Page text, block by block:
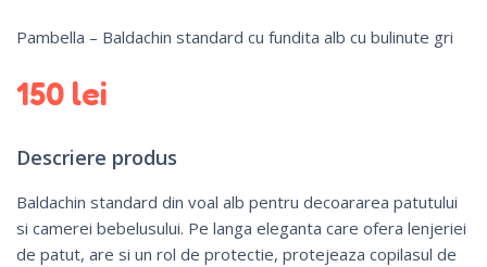
Pambella – Baldachin standard cu fundita alb cu bulinute gri
150 lei
Descriere produs
Baldachin standard din voal alb pentru decoararea patutului
si camerei bebelusului. Pe langa eleganta care ofera lenjeriei
de patut, are si un rol de protectie, protejeaza copilasul de